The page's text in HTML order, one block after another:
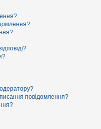
повідомлення?